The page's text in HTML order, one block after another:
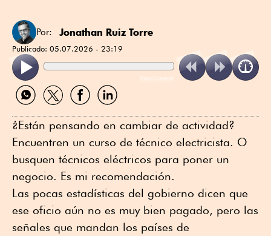
Por: Jonathan Ruiz Torre
Publicado: 05.07.2026 - 23:19
ReadSpeaker
Compartir
por
Compartir
por
Compartir
por
Compartir
por
¿Están pensando en cambiar de actividad?
Encuentren un curso de técnico electricista. O
busquen técnicos eléctricos para poner un
negocio. Es mi recomendación.
Las pocas estadísticas del gobierno dicen que
ese oficio aún no es muy bien pagado, pero las
señales que mandan los países de